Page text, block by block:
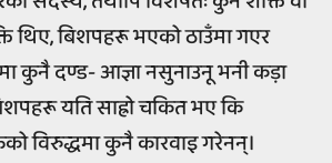
थिए, बिशपहरू भएको ठाउँमा गएर
कुनै दण्ड- आज्ञा नसुनाउनू भनी कड़ा
यति साह्रो चकित भए कि
विरुद्धमा कुनै कारवाइ गरेनन्।